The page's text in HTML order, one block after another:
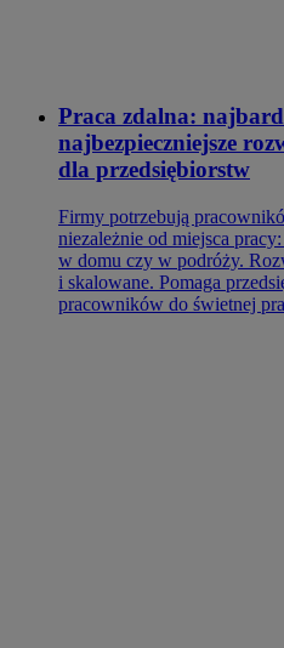
Praca zdalna:
najbezpieczniejsze
dla przedsiębiorstw
Firmy potrzebują
niezależnie od miejsca
w domu czy w podróży.
i skalowane. Pomaga
pracowników do świetnej